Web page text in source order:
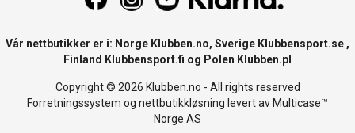
Vår nettbutikker er i: Norge Klubben.no, Sverige Klubbensport.se ,
Finland Klubbensport.fi og Polen Klubben.pl
Copyright © 2026 Klubben.no - All rights reserved
Forretningssystem og nettbutikkløsning levert av Multicase™
Norge AS